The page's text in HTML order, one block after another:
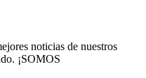
noticias de nuestros
¡SOMOS